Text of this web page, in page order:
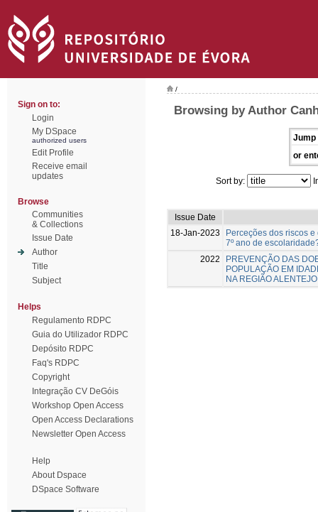
Sign on to:
Login
My DSpace
authorized users
Edit Profile
Receive email
updates
Browse
Communities
& Collections
Issue Date
Author
Title
Subject
Helps
Regulamento RDPC
Guia do Utilizador RDPC
Depósito RDPC
Faq's RDPC
Copyright
Integração CV DeGóis
Workshop Open Access
Open Access Declarations
Newsletter Open Access
Help
About Dspace
DSpace Software
/
Browsing by Author
Jump
or
Sort by:
Issue Date
18-Jan-2023
Perceções dos riscos
7º ano de
2022
PREVENÇÃO DAS
POPULAÇÃO EM
NA REGIÃO ALENTEJO